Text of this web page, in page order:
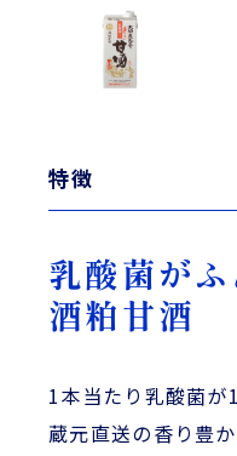
特徴
乳酸菌が
酒粕甘酒
1本当たり乳酸菌が
蔵元直送の香り豊